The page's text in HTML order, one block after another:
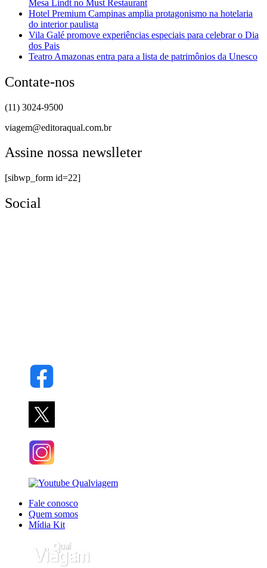
Mesa Lindt no Must Restaurant
Hotel Premium Campinas amplia protagonismo na hotelaria
do interior paulista
Vila Galé promove experiências especiais para celebrar o Dia
dos Pais
Teatro Amazonas entra para a lista de patrimônios da Unesco
Contate-nos
(11) 3024-9500
viagem@editoraqual.com.br
Assine nossa newslleter
[sibwp_form id=22]
Social
Fale conosco
Quem somos
Mídia Kit